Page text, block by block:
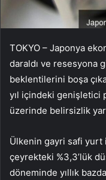
TOKYO – Japonya
daraldı ve resesyona
beklentilerini boşa
yıl içindeki genişletici
üzerinde belirsizlik
Ülkenin gayri safi yurt
çeyrekteki %3,3’lük
döneminde yıllık